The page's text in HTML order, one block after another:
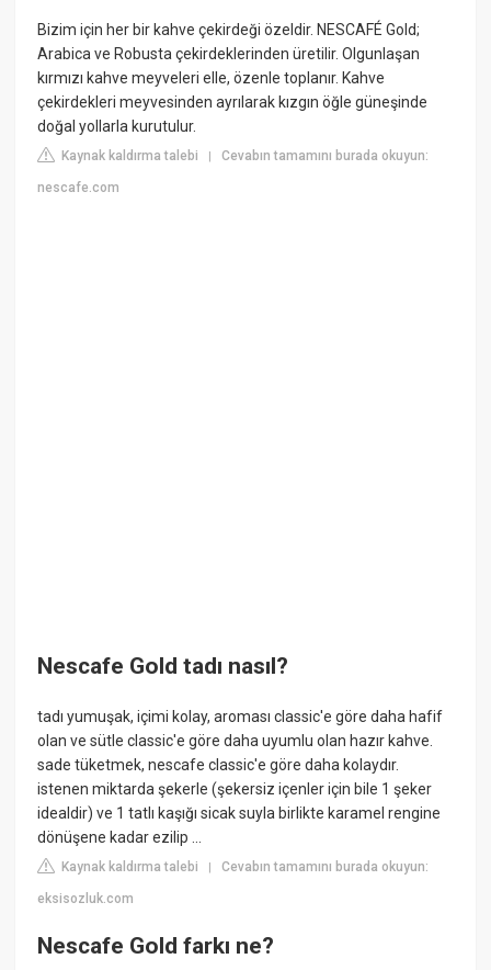
Bizim için her bir kahve çekirdeği özeldir. NESCAFÉ Gold;
Arabica ve Robusta çekirdeklerinden üretilir. Olgunlaşan
kırmızı kahve meyveleri elle, özenle toplanır. Kahve
çekirdekleri meyvesinden ayrılarak kızgın öğle güneşinde
doğal yollarla kurutulur.
Kaynak kaldırma talebi |Cevabın tamamını burada okuyun:
nescafe.com
Nescafe Gold tadı nasıl?
tadı yumuşak, içimi kolay, aroması classic'e göre daha hafif
olan ve sütle classic'e göre daha uyumlu olan hazır kahve.
sade tüketmek, nescafe classic'e göre daha kolaydır.
istenen miktarda şekerle (şekersiz içenler için bile 1 şeker
idealdir) ve 1 tatlı kaşığı sicak suyla birlikte karamel rengine
dönüşene kadar ezilip ...
Kaynak kaldırma talebi |Cevabın tamamını burada okuyun:
eksisozluk.com
Nescafe Gold farkı ne?